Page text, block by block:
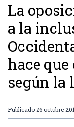
La
a la
hace que
según la
Publicado26 octubre